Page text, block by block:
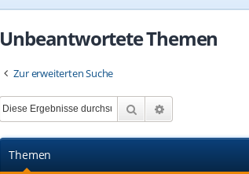
Unbeantwortete Themen
Zur erweiterten Suche
Suche
Themen